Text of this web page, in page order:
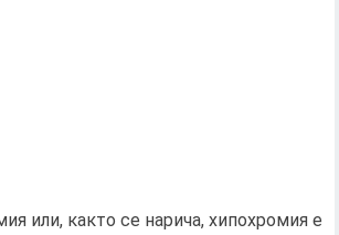
или, както се нарича, хипохромия е